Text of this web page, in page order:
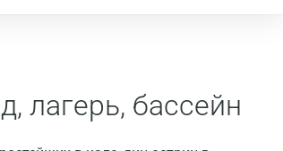
лагерь, бассейн